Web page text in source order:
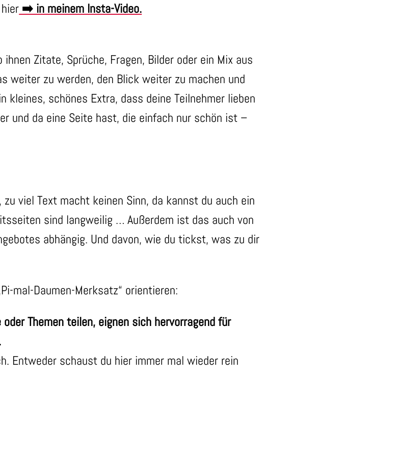
➡️ in meinem Insta-Video.
Zitate, Sprüche, Fragen, Bilder oder ein Mix aus
weiter zu werden, den Blick weiter zu machen und
kleines, schönes Extra, dass deine Teilnehmer lieben
und da eine Seite hast, die einfach nur schön ist –
viel Text macht keinen Sinn, da kannst du auch ein
sind langweilig … Außerdem ist das auch von
abhängig. Und davon, wie du tickst, was zu dir
mal-Daumen-Merksatz“ orientieren:
oder Themen teilen, eignen sich hervorragend für
Entweder schaust du hier immer mal wieder rein